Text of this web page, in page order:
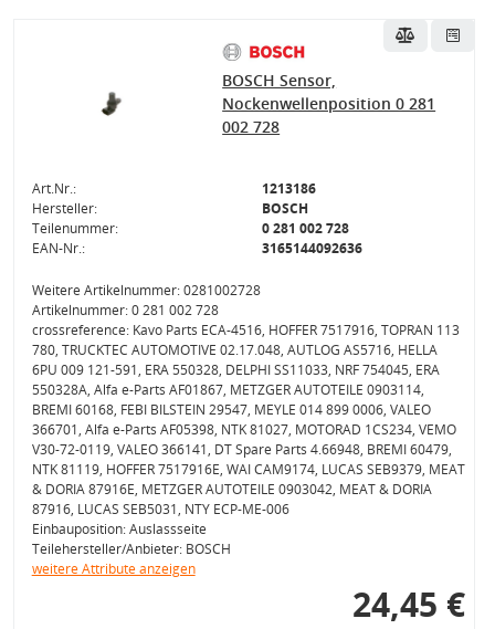
BOSCH Sensor,
Nockenwellenposition 0 281
002 728
Art.Nr.:
1213186
Hersteller:
BOSCH
Teilenummer:
0 281 002 728
EAN-Nr.:
3165144092636
Weitere Artikelnummer: 0281002728
Artikelnummer: 0 281 002 728
crossreference: Kavo Parts ECA-4516, HOFFER 7517916, TOPRAN 113
780, TRUCKTEC AUTOMOTIVE 02.17.048, AUTLOG AS5716, HELLA
6PU 009 121-591, ERA 550328, DELPHI SS11033, NRF 754045, ERA
550328A, Alfa e-Parts AF01867, METZGER AUTOTEILE 0903114,
BREMI 60168, FEBI BILSTEIN 29547, MEYLE 014 899 0006, VALEO
366701, Alfa e-Parts AF05398, NTK 81027, MOTORAD 1CS234, VEMO
V30-72-0119, VALEO 366141, DT Spare Parts 4.66948, BREMI 60479,
NTK 81119, HOFFER 7517916E, WAI CAM9174, LUCAS SEB9379, MEAT
& DORIA 87916E, METZGER AUTOTEILE 0903042, MEAT & DORIA
87916, LUCAS SEB5031, NTY ECP-ME-006
Einbauposition: Auslassseite
Teilehersteller/Anbieter: BOSCH
weitere Attribute anzeigen
24,45 €